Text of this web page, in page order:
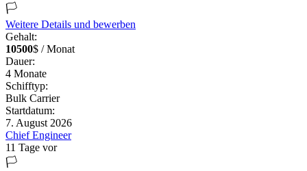
🏳️
Weitere Details und bewerben
Gehalt:
10500$ / Monat
Dauer:
4 Monate
Schifftyp:
Bulk Carrier
Startdatum:
7. August 2026
Chief Engineer
11 Tage vor
🏳️